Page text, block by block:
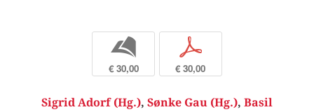
b
€ 30,00
p
€ 30,00
Sigrid Adorf (Hg.), Sønke Gau (Hg.), Basil